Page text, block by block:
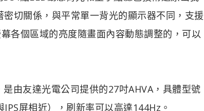
切關係，與平常單一背光的顯示器不同，支援
各個區域的亮度隨畫面內容動態調整的，可以
由友達光電公司提供的27吋AHVA，具體型號
屏相近），刷新率可以高達144Hz。